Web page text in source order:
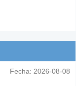
Fecha: 2026-08-08